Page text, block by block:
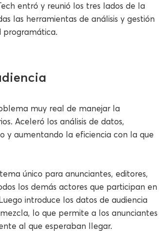
entró y reunió los tres lados de la
las herramientas de análisis y gestión
programática.
muy real de manejar la
Aceleró los análisis de datos,
y aumentando la eficiencia con la que
único para anunciantes, editores,
los demás actores que participan en
introduce los datos de audiencia
lo que permite a los anunciantes
al que esperaban llegar.